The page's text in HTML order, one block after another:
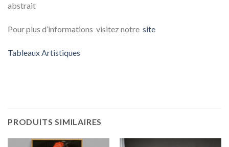
abstrait
Pour plus d’informations visitez notre site
Tableaux Artistiques
PRODUITS SIMILAIRES